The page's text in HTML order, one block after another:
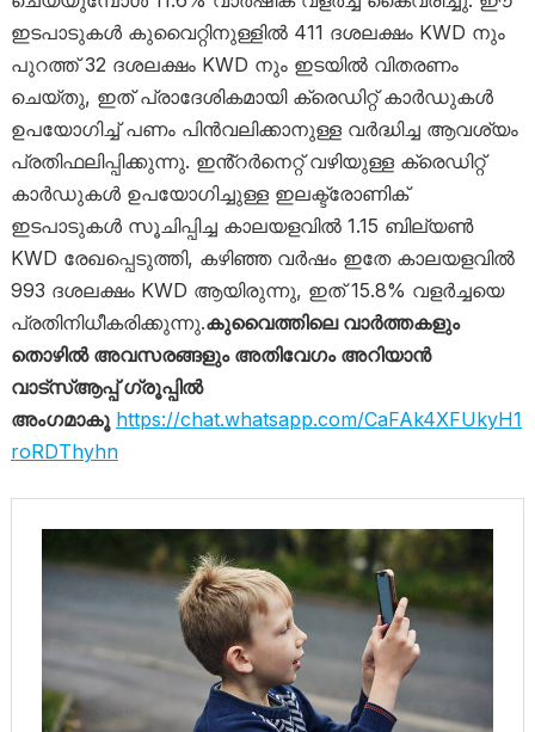
ഇടപാടുകൾ കുവൈറ്റിനുള്ളിൽ 411 ദശലക്ഷം KWD നും
പുറത്ത് 32 ദശലക്ഷം KWD നും ഇടയിൽ വിതരണം
ചെയ്തു, ഇത് പ്രാദേശികമായി ക്രെഡിറ്റ് കാർഡുകൾ
ഉപയോഗിച്ച് പണം പിൻവലിക്കാനുള്ള വർദ്ധിച്ച ആവശ്യം
പ്രതിഫലിപ്പിക്കുന്നു. ഇൻ്റർനെറ്റ് വഴിയുള്ള ക്രെഡിറ്റ്
കാർഡുകൾ ഉപയോഗിച്ചുള്ള ഇലക്ട്രോണിക്
ഇടപാടുകൾ സൂചിപ്പിച്ച കാലയളവിൽ 1.15 ബില്യൺ
KWD രേഖപ്പെടുത്തി, കഴിഞ്ഞ വർഷം ഇതേ കാലയളവിൽ
993 ദശലക്ഷം KWD ആയിരുന്നു, ഇത് 15.8% വളർച്ചയെ
പ്രതിനിധീകരിക്കുന്നു.കുവൈത്തിലെ വാർത്തകളും
തൊഴിൽ അവസരങ്ങളും അതിവേഗം അറിയാൻ
വാട്സ്ആപ്പ് ഗ്രൂപ്പിൽ
അംഗമാകൂ https://chat.whatsapp.com/CaFAk4XFUkyH1
roRDThyhn